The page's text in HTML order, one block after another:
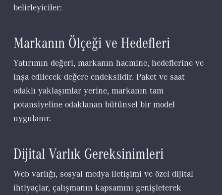
belirleyiciler:
Markanın Ölçeği ve Hedefleri
Yatırımın değeri, markanın hacmine, hedeflerine ve
inşa edilecek değere endekslidir. Paket ve saat
odaklı yaklaşımlar yerine, markanın tam
potansiyeline odaklanan bütünsel bir model
uygulanır.
Dijital Varlık Gereksinimleri
Web varlığı, sosyal medya iletişimi ve özel dijital
ihtiyaçlar, çalışmanın kapsamını genişleterek